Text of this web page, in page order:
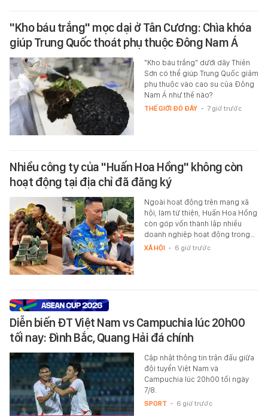
"Kho báu trắng" mọc dại ở Tân Cương: Chìa khóa
giúp Trung Quốc thoát phụ thuộc Đông Nam Á
"Kho báu trắng" dưới dãy Thiên
Sơn có thể giúp Trung Quốc giảm
phụ thuộc vào cao su của Đông
Nam Á như thế nào?
THẾ GIỚI ĐÓ ĐÂY - 7 giờ trước
Nhiều công ty của "Huấn Hoa Hồng" không còn
hoạt động tại địa chỉ đã đăng ký
Ngoài hoạt động trên mạng xã
hội, làm từ thiện, Huấn Hoa Hồng
còn góp vốn thành lập nhiều
doanh nghiệp hoạt động trong…
XÃ HỘI - 6 giờ trước
Diễn biến ĐT Việt Nam vs Campuchia lúc 20h00
tối nay: Đình Bắc, Quang Hải đá chính
Cập nhật thông tin trận đấu giữa
đội tuyển Việt Nam và
Campuchia lúc 20h00 tối ngày
7/8.
SPORT - 6 giờ trước